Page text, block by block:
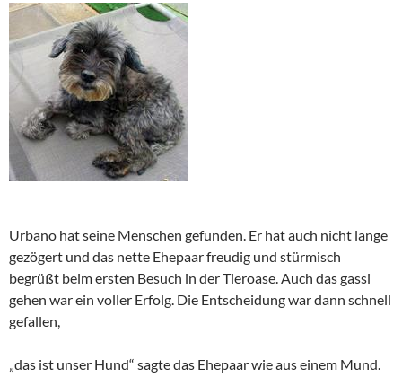
Urbano hat seine Menschen gefunden. Er hat auch nicht lange
gezögert und das nette Ehepaar freudig und stürmisch
begrüßt beim ersten Besuch in der Tieroase. Auch das gassi
gehen war ein voller Erfolg. Die Entscheidung war dann schnell
gefallen,
„das ist unser Hund“ sagte das Ehepaar wie aus einem Mund.